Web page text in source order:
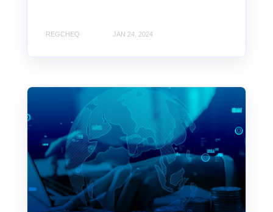
REGCHEQ JAN 24, 2024